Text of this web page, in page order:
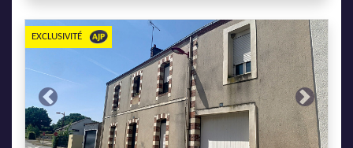
Previous Next
EXCLUSIVITÉ